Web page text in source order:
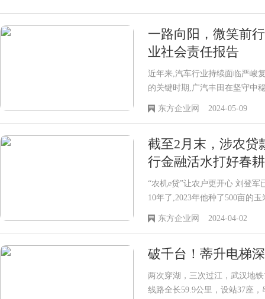
一路向阳，微笑前
业社会责任报告
近年来,汽车行业持续面临严峻
的关键时期,广汽丰田在坚守中
田发布2023年企业社会责任报
东方企业网 2024-05-09
截至2月末，涉农贷
行金融活水打好春
“农机e贷”让农户更开心 刘登
10年了,2023年他种了500亩的
耕的黄金时节,早日完成播种工
东方企业网 2024-04-02
破千台！蒂升电梯
两次穿湖，三次过江，武汉地
线路全长59.9公里，设站37座